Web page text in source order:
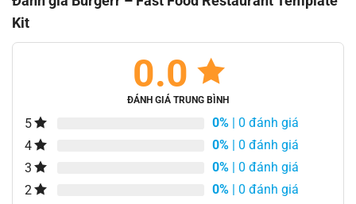
Kit
0.0
ĐÁNH GIÁ TRUNG BÌNH
5 0% | 0 đánh giá
4
0% | 0 đánh giá
3
0% | 0 đánh giá
2
0% | 0 đánh giá